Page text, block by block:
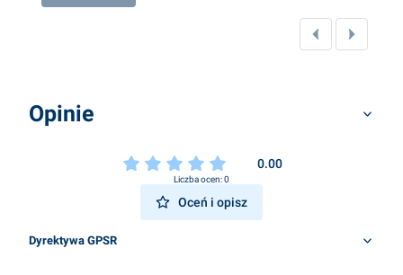
Opinie
0.00
Liczba ocen: 0
Oceń i opisz
Dyrektywa GPSR